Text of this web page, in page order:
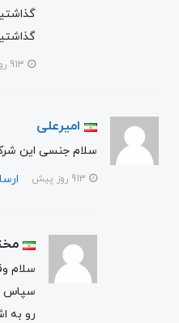
امیرعلی
سلام جنسی این
سلام
سپاس
رو به